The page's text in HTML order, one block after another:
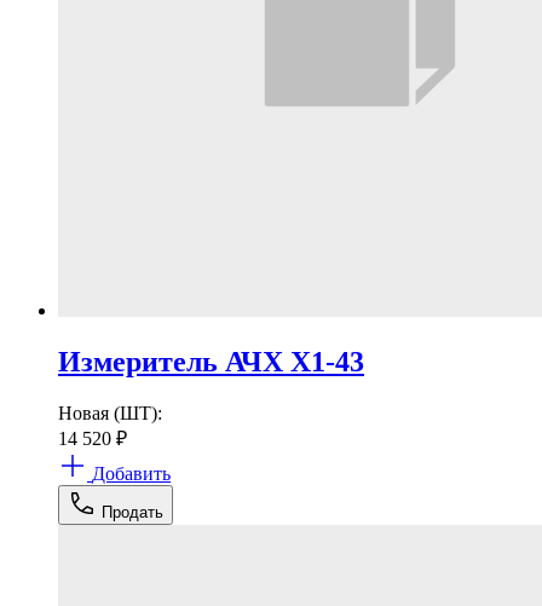
Измеритель АЧХ Х1-43
Новая (ШТ):
14 520 ₽
Добавить
Продать